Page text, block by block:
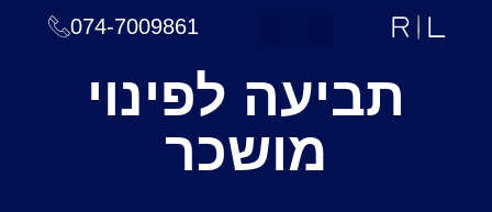
074-7009861
תביעה לפינוי
מושכר